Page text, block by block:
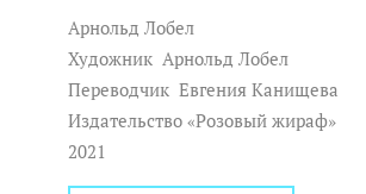
Арнольд Лобел
Художник Арнольд Лобел
Переводчик Евгения Канищева
Издательство «Розовый жираф»
2021